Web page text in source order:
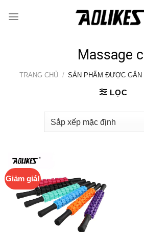
Massage
TRANG CHỦ / SẢN PHẨM ĐƯỢC GẮN
LỌC
Giảm giá!